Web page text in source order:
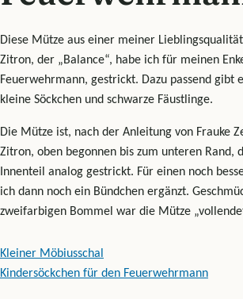
Diese Mütze aus einer meiner
Zitron, der „Balance“, habe ich für meinen
Feuerwehrmann, gestrickt. Dazu passend gibt
kleine Söckchen und schwarze Fäustlinge.
Die Mütze ist, nach der Anleitung von Frauke
Zitron, oben begonnen bis zum unteren Rand,
Innenteil analog gestrickt. Für einen noch
ich dann noch ein Bündchen ergänzt.
zweifarbigen Bommel war die Mütze
Beitragsnavigation
Kleiner Möbiusschal
Kindersöckchen für den Feuerwehrmann